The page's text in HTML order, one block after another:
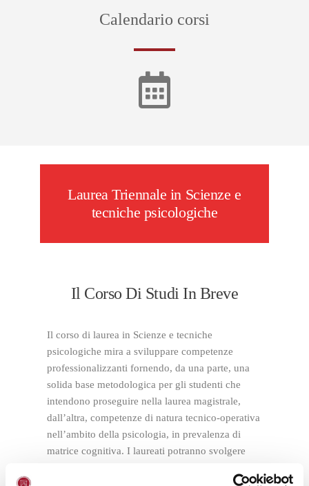
Calendario corsi
Laurea Triennale in Scienze e
tecniche psicologiche
Il Corso Di Studi In Breve
Il corso di laurea in Scienze e tecniche
psicologiche mira a sviluppare competenze
professionalizzanti fornendo, da una parte, una
solida base metodologica per gli studenti che
intendono proseguire nella laurea magistrale,
dall’altra, competenze di natura tecnico-operativa
nell’ambito della psicologia, in prevalenza di
matrice cognitiva. I laureati potranno svolgere